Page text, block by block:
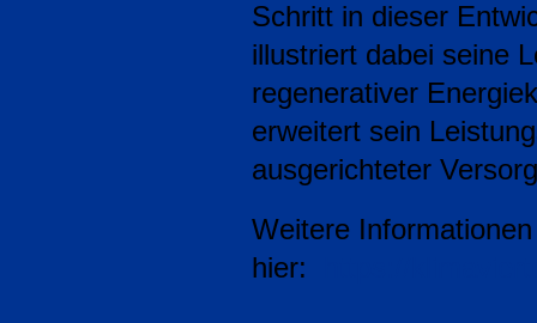
Schritt in dieser
illustriert dabei seine
regenerativer
erweitert sein
ausgerichteter
Weitere
hier: